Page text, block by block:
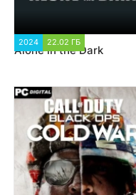
2024 22.02 ГБ
Alone in the Dark